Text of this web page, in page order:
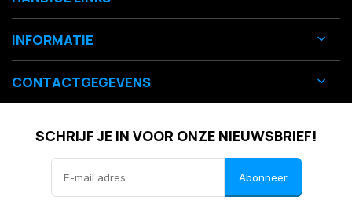
INFORMATIE
CONTACTGEGEVENS
SCHRIJF JE IN VOOR ONZE NIEUWSBRIEF!
Abonneer